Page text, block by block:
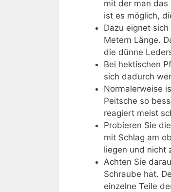
mit der man das
ist es möglich,
Dazu eignet
Metern Länge.
die dünne
Bei hektischen
sich dadurch
Normalerweise
Peitsche so
reagiert meist
Probieren Sie
mit Schlag am
liegen und nicht
Achten Sie
Schraube hat.
einzelne Teile